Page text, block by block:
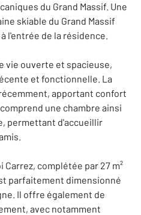
du Grand Massif. Une
skiable du Grand Massif
l'entrée de la résidence.
vie ouverte et spacieuse,
et fonctionnelle. La
apportant confort
une chambre ainsi
permettant d'accueillir
Carrez, complétée par 27 m²
parfaitement dimensionné
Il offre également de
avec notamment